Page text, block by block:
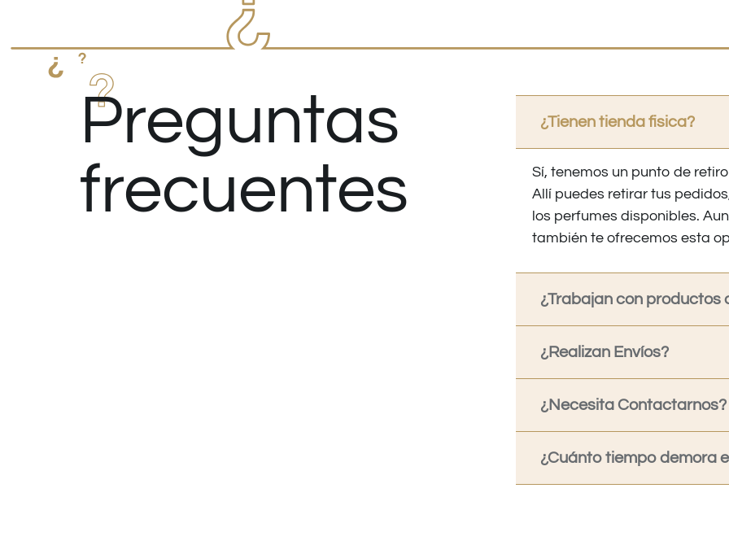
Preguntas
frecuentes
¿Tienen tienda fisica?
Sí, tenemos un punto de
Allí puedes retirar tus
los perfumes disponibles.
también te ofrecemos esta
¿Trabajan con productos
¿Realizan Envíos?
¿Necesita Contactarnos?
¿Cuánto tiempo demora